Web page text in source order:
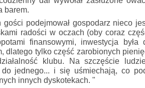
barem.
gości podejmował gospodarz nieco
radości w oczach (oby coraz
finansowymi, inwestycja
dlatego tylko część zarobionych
klubu. Na szczęście
do jednego... i się uśmiechają, co
innych dyskotekach. "